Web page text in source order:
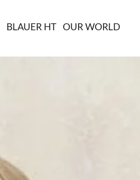
BLAUER HT OUR WORLD